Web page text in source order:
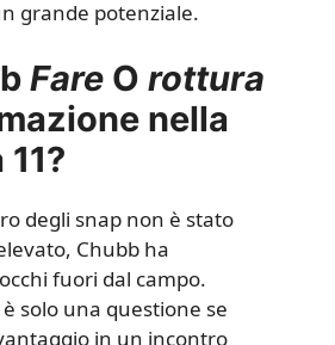
grande potenziale.
Fare O rottura
nella
degli snap non è stato
Chubb ha
fuori dal campo.
solo una questione se
in un incontro